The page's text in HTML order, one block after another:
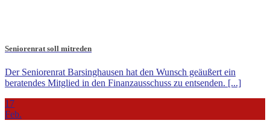
Seniorenrat soll mitreden
Der Seniorenrat Barsinghausen hat den Wunsch geäußert ein
beratendes Mitglied in den Finanzausschuss zu entsenden. [...]
17
Feb.